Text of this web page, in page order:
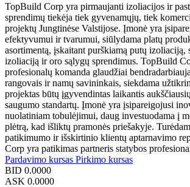
TopBuild Corp yra pirmaujanti izoliacijos ir
sprendimų tiekėja tiek gyvenamųjų, tiek
projektų Jungtinėse Valstijose. Įmonė yra
efektyvumui ir tvarumui, siūlydama platų
asortimentą, įskaitant purškiamą putų izoliaciją,
izoliaciją ir oro sąlygų sprendimus. TopBuild
profesionalų komanda glaudžiai
rangovais ir namų savininkais, siekdama
projektas būtų įgyvendintas laikantis
saugumo standartų. Įmonė yra įsipareigojusi
nuolatiniam tobulėjimui, daug investuodama į
plėtrą, kad išliktų pramonės priešakyje.
patikimumo ir išskirtinio klientų aptarnavimo
Corp yra patikimas partneris statybos
Pardavimo kursas Pirkimo kursas
BID 0.0000
ASK 0.0000